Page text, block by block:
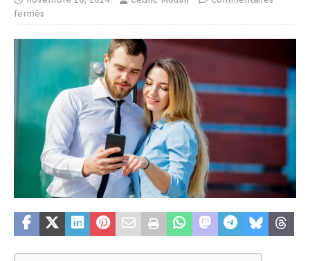
fermés